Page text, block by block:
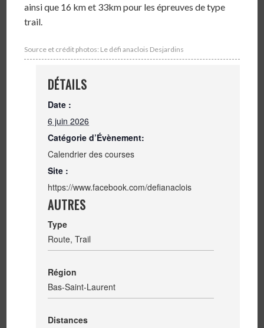
ainsi que 16 km et 33km pour les épreuves de type
trail.
Source et crédit photos: Le défi anaclois Desjardins
DÉTAILS
Date :
6 juin 2026
Catégorie d’Évènement:
Calendrier des courses
Site :
https://www.facebook.com/defianaclois
AUTRES
Type
Route, Trail
Région
Bas-Saint-Laurent
Distances